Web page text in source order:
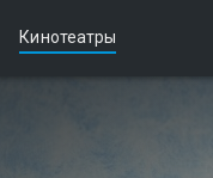
Кинотеатры